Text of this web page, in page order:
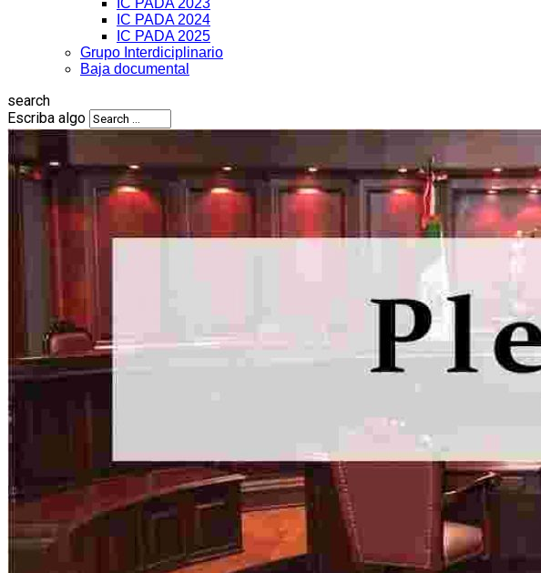
IC PADA 2023
IC PADA 2024
IC PADA 2025
Grupo Interdiciplinario
Baja documental
search
Escriba algo